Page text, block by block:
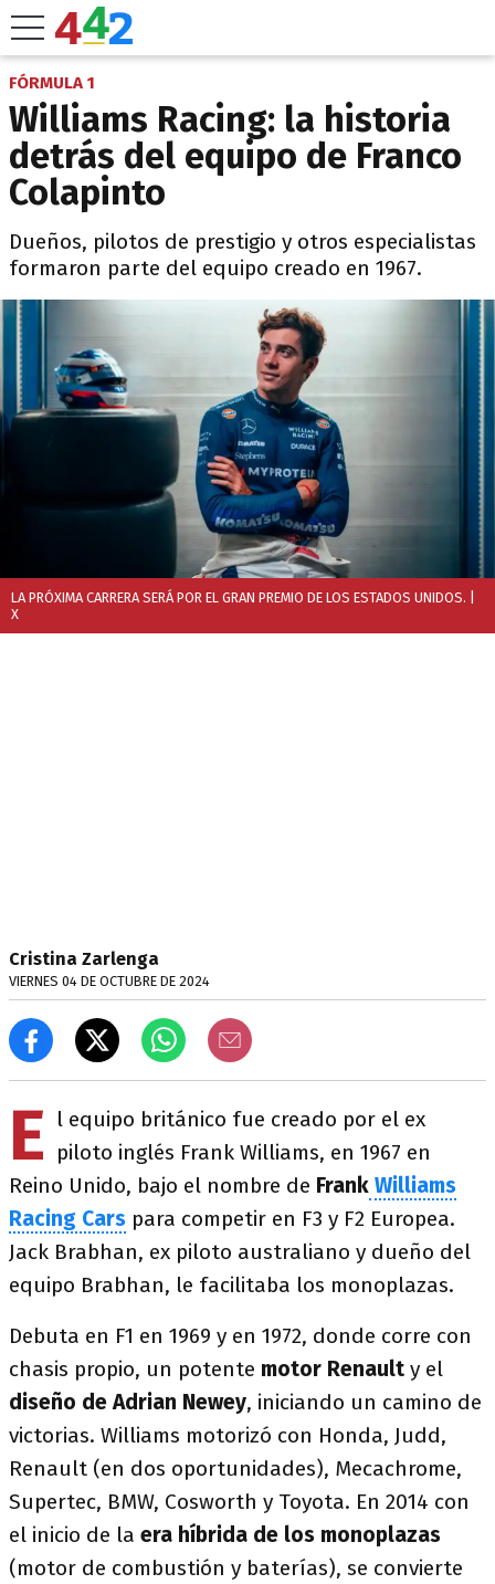
FÓRMULA 1
Williams Racing: la historia
detrás del equipo de Franco
Colapinto
Dueños, pilotos de prestigio y otros especialistas
formaron parte del equipo creado en 1967.
LA PRÓXIMA CARRERA SERÁ POR EL GRAN PREMIO DE LOS ESTADOS UNIDOS.
X
Cristina Zarlenga
VIERNES 04 DE OCTUBRE DE 2024
E
l equipo británico fue creado por el ex
piloto inglés Frank Williams, en 1967 en
Reino Unido, bajo el nombre de Frank Williams
Racing Cars para competir en F3 y F2 Europea.
Jack Brabhan, ex piloto australiano y dueño del
equipo Brabhan, le facilitaba los monoplazas.
Debuta en F1 en 1969 y en 1972, donde corre con
chasis propio, un potente motor Renault y el
diseño de Adrian Newey, iniciando un camino de
victorias. Williams motorizó con Honda, Judd,
Renault (en dos oportunidades), Mecachrome,
Supertec, BMW, Cosworth y Toyota. En 2014 con
el inicio de la era híbrida de los monoplazas
(motor de combustión y baterías), se convierte